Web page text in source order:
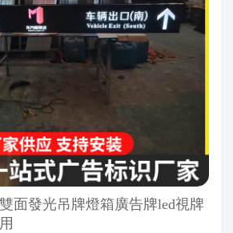
面發光吊牌燈箱廣告牌led視牌